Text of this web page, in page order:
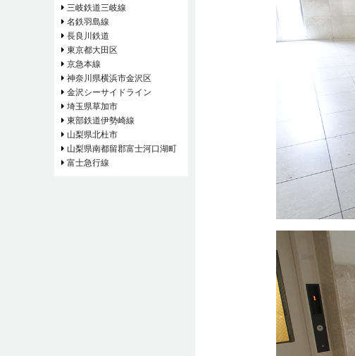
三岐鉄道三岐線
名鉄羽島線
長良川鉄道
東京都大田区
京急本線
神奈川県横浜市金沢区
金沢シーサイドライン
埼玉県草加市
東部鉄道伊勢崎線
山梨県北杜市
山梨県南都留郡富士河口湖町
富士急行線